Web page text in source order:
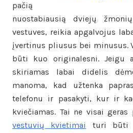
pačią
nuostabiausią dviejų
vestuves, reikia apgalvojus
įvertinus pliusus bei minusus.
būti kuo originalesni. Jeigu
skiriamas labai didelis
manoma, kad užtenka
telefonu ir pasakyti, kur ir
kviečiamas. Tai ne visai geras
vestuvių kvietimai
turi būti